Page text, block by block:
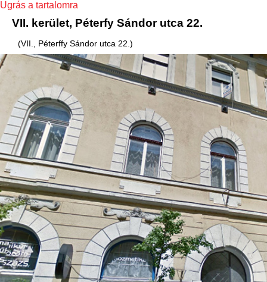
Ugrás a tartalomra
VII. kerület, Péterfy Sándor utca 22.
(VII., Péterffy Sándor utca 22.)